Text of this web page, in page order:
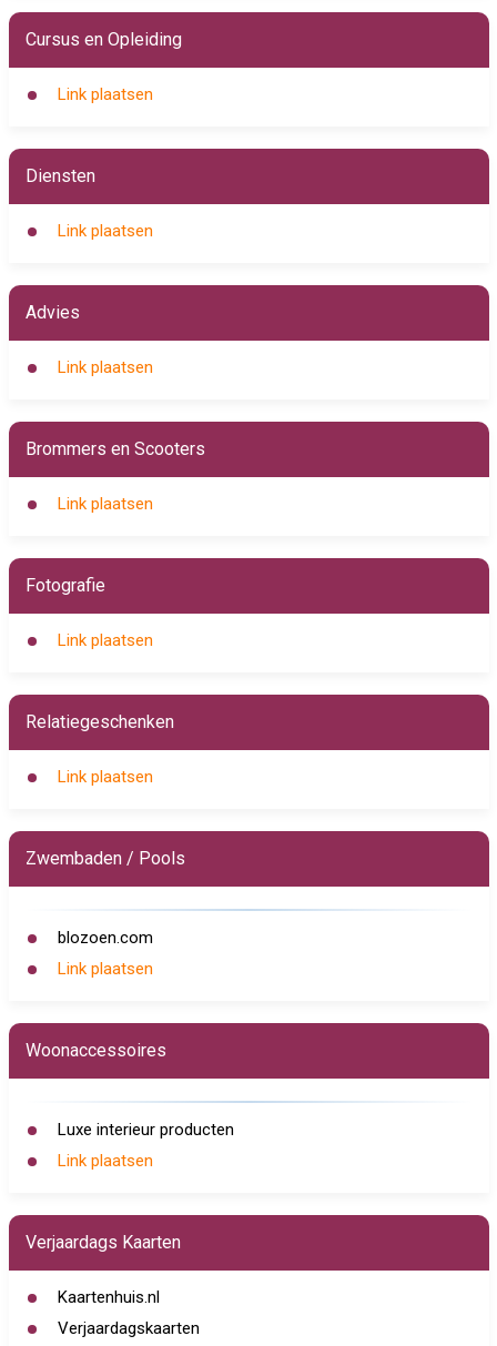
Cursus en Opleiding
Link plaatsen
Diensten
Link plaatsen
Advies
Link plaatsen
Brommers en Scooters
Link plaatsen
Fotografie
Link plaatsen
Relatiegeschenken
Link plaatsen
Zwembaden / Pools
blozoen.com
Link plaatsen
Woonaccessoires
Luxe interieur producten
Link plaatsen
Verjaardags Kaarten
Kaartenhuis.nl
Verjaardagskaarten